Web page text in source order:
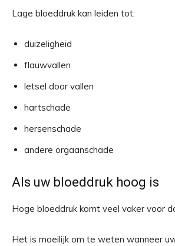
Lage bloeddruk kan leiden tot:
duizeligheid
flauwvallen
letsel door vallen
hartschade
hersenschade
andere orgaanschade
Als uw bloeddruk hoog is
Hoge bloeddruk komt veel vaker voor
Het is moeilijk om te weten wanneer